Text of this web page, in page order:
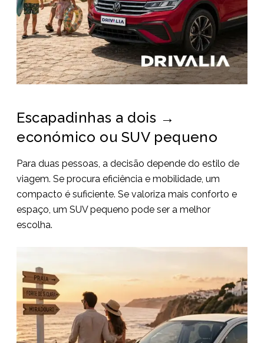
Escapadinhas a dois →
económico ou SUV pequeno
Para duas pessoas, a decisão depende do estilo de
viagem. Se procura eficiência e mobilidade, um
compacto é suficiente. Se valoriza mais conforto e
espaço, um SUV pequeno pode ser a melhor
escolha.